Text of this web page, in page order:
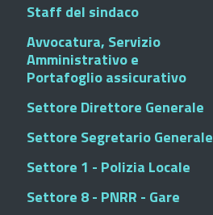
Staff del sindaco
Avvocatura, Servizio
Amministrativo e
Portafoglio assicurativo
Settore Direttore Generale
Settore Segretario Generale
Settore 1 - Polizia Locale
Settore 8 - PNRR - Gare